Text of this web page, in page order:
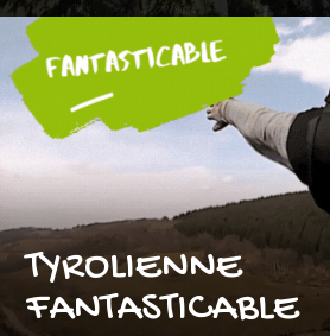
TYROLIENNE
FANTASTICABLE